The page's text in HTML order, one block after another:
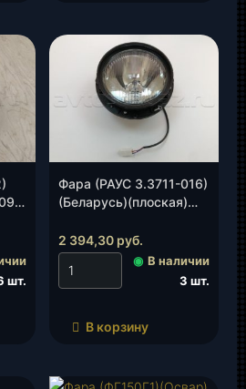
шт.
Фара (РАУС 3.3711-016)
(Беларусь)(плоская)
3711010-00) без
ободка, шт.
2 394,30 руб.
◉ В наличии
3 шт.
В корзину